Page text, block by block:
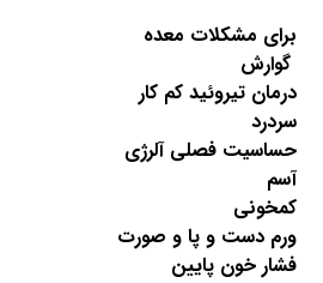
برای مشکلات معده
گوارش
درمان تیروئید کم کار
سردرد
حساسیت فصلی آلرژی
آسم
کمخونی
ورم دست و پا و صورت
فشار خون پایین